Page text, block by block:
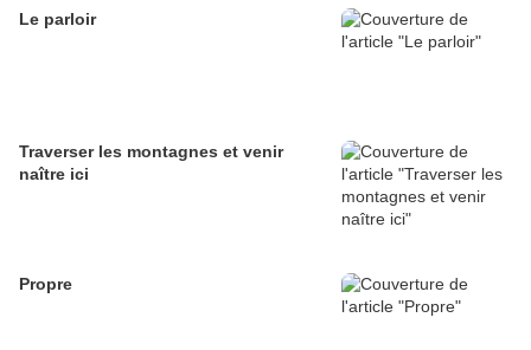
Le parloir
Traverser les montagnes et venir
naître ici
Propre